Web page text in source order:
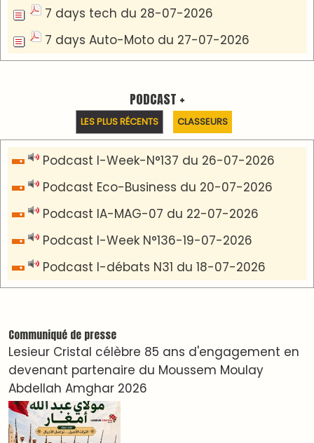
7 days tech du 28-07-2026
7 days Auto-Moto du 27-07-2026
PODCAST +
LES PLUS RÉCENTS CLASSEURS
Podcast I-Week-N°137 du 26-07-2026
Podcast Eco-Business du 20-07-2026
Podcast IA-MAG-07 du 22-07-2026
Podcast I-Week N°136-19-07-2026
Podcast I-débats N31 du 18-07-2026
Communiqué de presse
Lesieur Cristal célèbre 85 ans d'engagement en
devenant partenaire du Moussem Moulay
Abdellah Amghar 2026